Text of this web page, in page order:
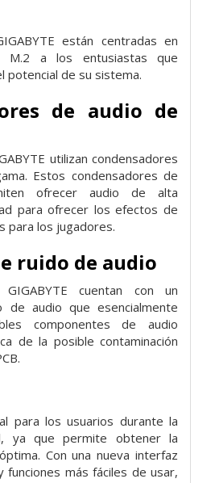
están centradas en
M.2 a los entusiastas que
potencial de su sistema.
de audio de
utilizan condensadores
Estos condensadores de
ofrecer audio de alta
para ofrecer los efectos de
para los jugadores.
ruido de audio
cuentan con un
audio que esencialmente
componentes de audio
de la posible contaminación
para los usuarios durante la
ya que permite obtener la
Con una nueva interfaz
funciones más fáciles de usar,